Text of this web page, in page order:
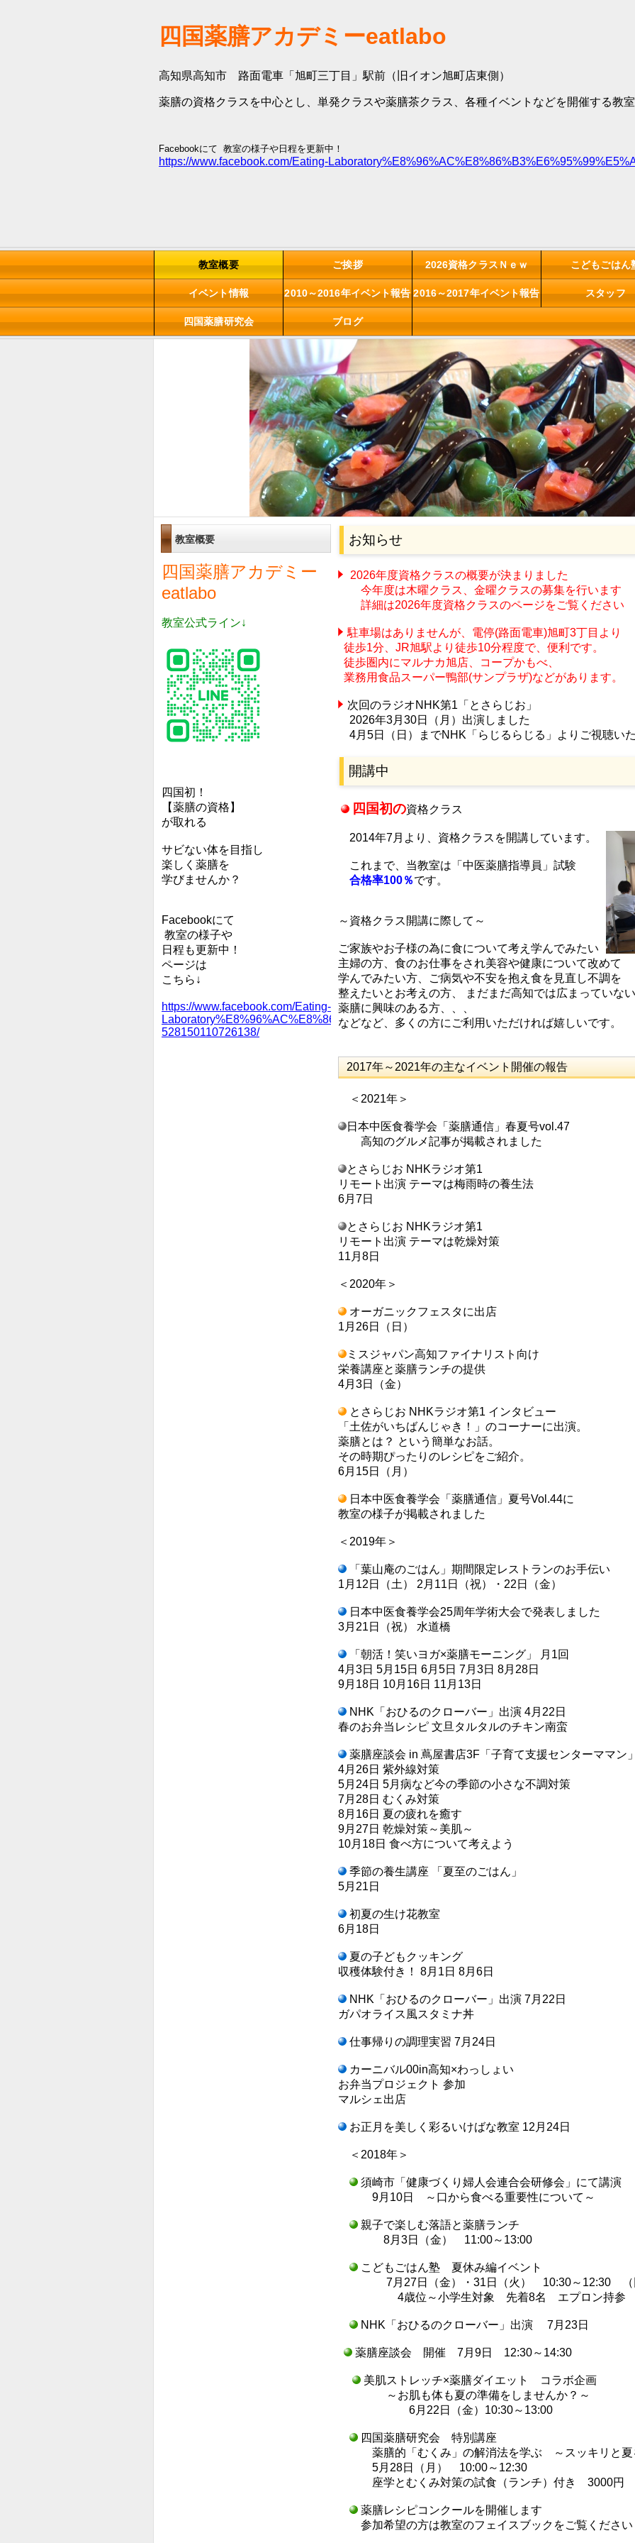
四国薬膳アカデミーeatlabo
高知県高知市 路面電車「旭町三丁目」駅前（旧イオン旭町店東側）
薬膳の資格クラスを中心とし、単発クラスや薬膳茶クラス、各種イベントなどを開催する教
Facebookにて 教室の様子や日程を更新中！
https://www.facebook.com/Eating-
教室概要 ご挨拶 2026資格クラスＮｅｗ こどもごはん
イベント情報 2010～2016年イベント報告 2016～2017年イベント報告 スタッフ
四国薬膳研究会 ブログ
お知らせ
2026年度資格クラスの概要が決まりました
今年度は木曜クラス、 金曜クラスの募集を行います
詳細は2026年度資格クラスのページをご覧ください
駐車場はありませんが、電停(路面電車)旭町3丁目より
徒歩1分、 JR旭駅より徒歩10分程度で、便利です。
徒歩圏内にマルナカ旭店、コープかもべ、
業務用食品スーパー鴨部(サンプラザ)などがあります。
次回のラジオNHK第1「とさらじお」
2026年3月30日（月）出演しました
4月5日（日）までNHK「らじるらじる」よりご視聴い
開講中
四国初の資格クラス
2014年7月より、資格クラスを開講しています。
これまで、当教室は「中医薬膳指導員」試験
合格率100％です。
～資格クラス開講に際して～
ご家族やお子様の為に食について考え学んでみたい
主婦の方、食のお仕事をされ美容や健康について改めて
学んでみたい方、ご病気や不安を抱え食を見直し不調を
整えたいとお考えの方、 まだまだ高知では広まっていない
薬膳に興味のある方、、、
などなど、多くの方にご利用いただければ嬉しいです。
2017年～2021年の主なイベント開催の報告
＜2021年＞
日本中医食養学会「薬膳通信」春夏号vol.47
高知のグルメ記事が掲載されました
とさらじお NHKラジオ第1
リモート出演 テーマは梅雨時の養生法
6月7日
とさらじお NHKラジオ第1
リモート出演 テーマは乾燥対策
11月8日
＜2020年＞
オーガニックフェスタに出店
1月26日（日）
ミスジャパン高知ファイナリスト向け
栄養講座と薬膳ランチの提供
4月3日（金）
とさらじお NHKラジオ第1 インタビュー
「土佐がいちばんじゃき！」のコーナーに出演。
薬膳とは？ という簡単なお話。
その時期ぴったりのレシピをご紹介。
6月15日（月）
日本中医食養学会「薬膳通信」夏号Vol.44に
教室の様子が掲載されました
＜2019年＞
「葉山庵のごはん」期間限定レストランのお手伝い
1月12日（土） 2月11日（祝）・22日（金）
日本中医食養学会25周年学術大会で発表しました
3月21日（祝） 水道橋
「朝活！笑いヨガ×薬膳モーニング」 月1回
4月3日 5月15日 6月5日 7月3日 8月28日
9月18日 10月16日 11月13日
NHK「おひるのクローバー」出演 4月22日
春のお弁当レシピ 文旦タルタルのチキン南蛮
薬膳座談会 in 蔦屋書店3F「子育て支援センターママン
4月26日 紫外線対策
5月24日 5月病など今の季節の小さな不調対策
7月28日 むくみ対策
8月16日 夏の疲れを癒す
9月27日 乾燥対策～美肌～
10月18日 食べ方について考えよう
季節の養生講座 「夏至のごはん」
5月21日
初夏の生け花教室
6月18日
夏の子どもクッキング
収穫体験付き！ 8月1日 8月6日
NHK「おひるのクローバー」出演 7月22日
ガパオライス風スタミナ丼
仕事帰りの調理実習 7月24日
カーニバル00in高知×わっしょい
お弁当プロジェクト 参加
マルシェ出店
お正月を美しく彩るいけばな教室 12月24日
＜2018年＞
須崎市「健康づくり婦人会連合会研修会」にて講演
9月10日 ～口から食べる重要性について～
親子で楽しむ落語と薬膳ランチ
8月3日（金） 11:00～13:00
こどもごはん塾 夏休み編イベント
7月27日（金）・31日（火） 10:30～12:30 （同
4歳位～小学生対象 先着8名 エプロン持参
NHK「おひるのクローバー」出演 7月23日
薬膳座談会 開催 7月9日 12:30～14:30
美肌ストレッチ×薬膳ダイエット コラボ企画
～お肌も体も夏の準備をしませんか？～
6月22日（金）10:30～13:00
四国薬膳研究会 特別講座
薬膳的「むくみ」の解消法を学ぶ ～スッキリ
5月28日（月） 10:00～12:30
座学とむくみ対策の試食（ランチ）付き 3000円
薬膳レシピコンクールを開催します
参加希望の方は教室のフェイスブックをご覧くだ
教室概要
四国薬膳アカデミー
eatlabo
教室公式ライン↓
四国初！
【薬膳の資格】
が取れる
サビない体を目指し
楽しく薬膳を
学びませんか？
Facebookにて
教室の様子や
日程も更新中！
ページは
こちら↓
https://www.facebook.com/Eating-
Laboratory%E8%96%AC%E8%86%B3%E6%95%99%E5%AE%A4-
528150110726138/